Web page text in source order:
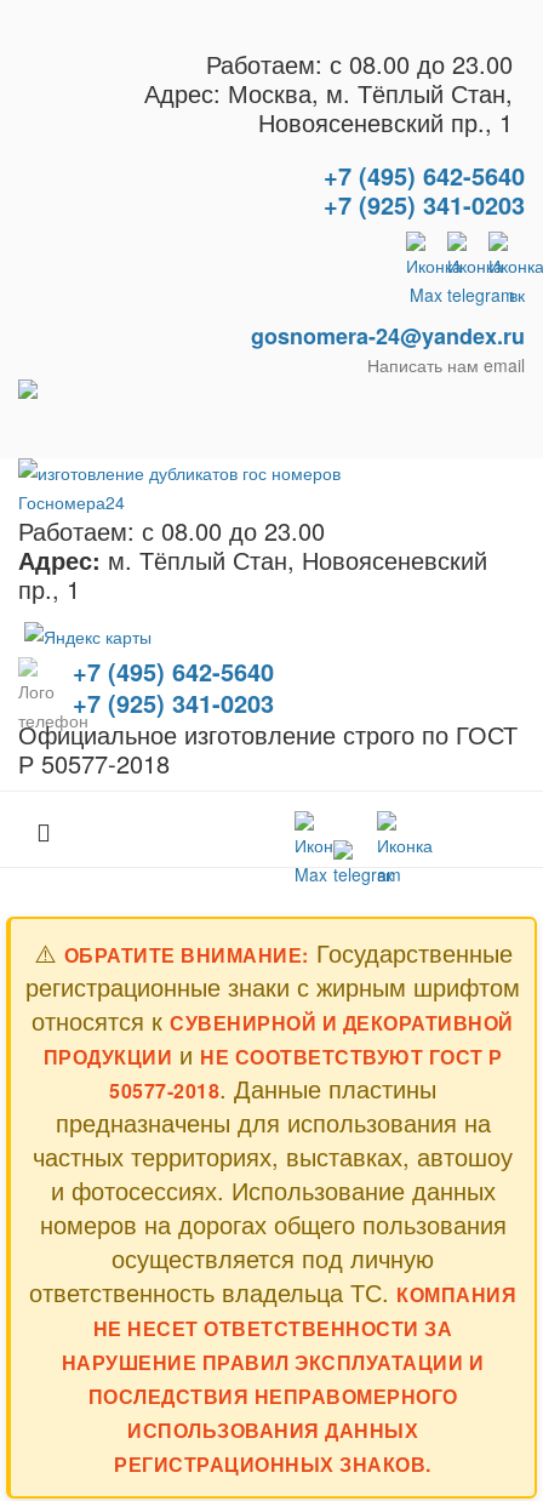
Работаем: с 08.00 до 23.00
Адрес: Москва, м. Тёплый Стан,
Новоясеневский пр., 1
+7 (495) 642-5640
+7 (925) 341-0203
gosnomera-24@yandex.ru
Написать нам email
Работаем: с 08.00 до 23.00
Адрес: м. Тёплый Стан, Новоясеневский
пр., 1
+7 (495) 642-5640
+7 (925) 341-0203
Официальное изготовление строго по ГОСТ
Р 50577-2018
⚠️ ОБРАТИТЕ ВНИМАНИЕ: Государственные
регистрационные знаки с жирным шрифтом
относятся кСУВЕНИРНОЙ И ДЕКОРАТИВНОЙ
ПРОДУКЦИИ и НЕ СООТВЕТСТВУЮТ ГОСТ Р
50577-2018. Данные пластины
предназначены для использования на
частных территориях, выставках, автошоу
и фотосессиях. Использование данных
номеров на дорогах общего пользования
осуществляется под личную
ответственность владельца ТС. КОМПАНИЯ
НЕ НЕСЕТ ОТВЕТСТВЕННОСТИ ЗА
НАРУШЕНИЕ ПРАВИЛ ЭКСПЛУАТАЦИИ И
ПОСЛЕДСТВИЯ НЕПРАВОМЕРНОГО
ИСПОЛЬЗОВАНИЯ ДАННЫХ
РЕГИСТРАЦИОННЫХ ЗНАКОВ.